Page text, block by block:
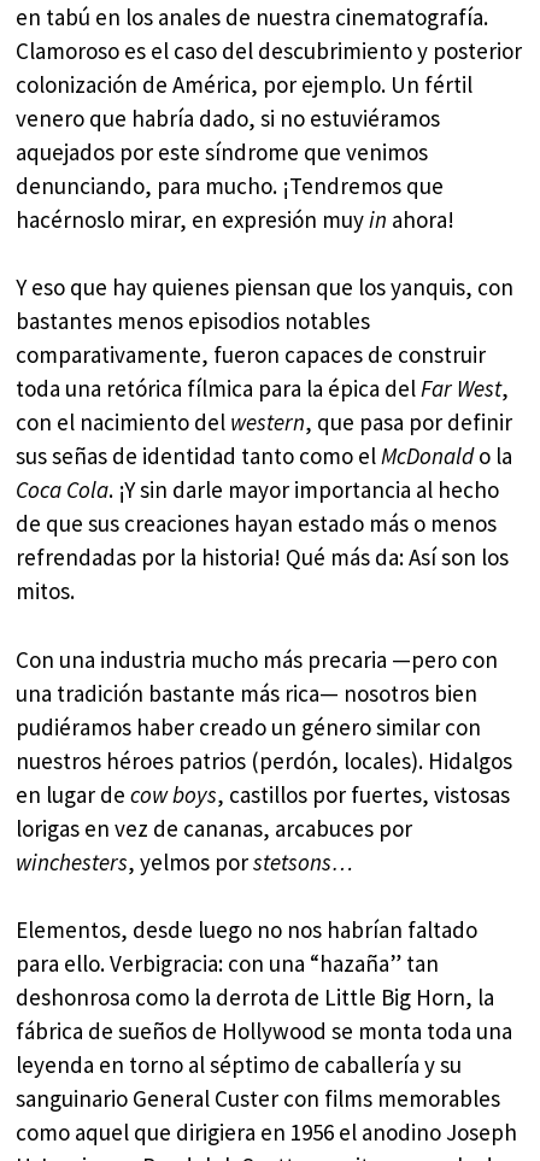
en tabú en los anales de nuestra cinematografía.
Clamoroso es el caso del descubrimiento y posterior
colonización de América, por ejemplo. Un fértil
venero que habría dado, si no estuviéramos
aquejados por este síndrome que venimos
denunciando, para mucho. ¡Tendremos que
hacérnoslo mirar, en expresión muyin ahora!
Y eso que hay quienes piensan que los yanquis, con
bastantes menos episodios notables
comparativamente, fueron capaces de construir
toda una retórica fílmica para la épica delFar West,
con el nacimiento del western, que pasa por definir
sus señas de identidad tanto como elMcDonaldo la
Coca Cola. ¡Y sin darle mayor importancia al hecho
de que sus creaciones hayan estado más o menos
refrendadas por la historia! Qué más da: Así son los
mitos.
Con una industria mucho más precaria —pero con
una tradición bastante más rica— nosotros bien
pudiéramos haber creado un género similar con
nuestros héroes patrios (perdón, locales). Hidalgos
en lugar decow boys, castillos por fuertes, vistosas
lorigas en vez de cananas, arcabuces por
winchesters, yelmos porstetsons…
Elementos, desde luego no nos habrían faltado
para ello. Verbigracia: con una “hazaña” tan
deshonrosa como la derrota de Little Big Horn, la
fábrica de sueños de Hollywood se monta toda una
leyenda en torno al séptimo de caballería y su
sanguinario General Custer con films memorables
como aquel que dirigiera en 1956 el anodino Joseph